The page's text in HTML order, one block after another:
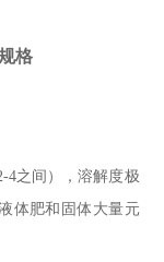
格
4之间），溶解度极
体肥和固体大量元